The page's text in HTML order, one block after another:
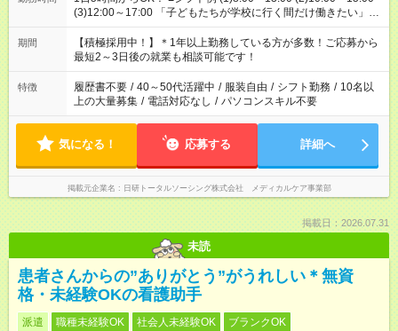
(3)12:00～17:00 「子どもたちが学校に行く間だけ働きたい」
「余裕を持って夕飯の準備がしたい」 「午前中は働いて、午後
はプライベートの時間にしたい」 など、ご希望を教えてくださ
いね。 ※Wワーク希望の方へ 今ご覧のお仕事で希望する勤務時
間と、もう1つのお仕事の勤務時間。 合計で週40時間を超える
場合は応募できません。
期間
【積極採用中！】＊1年以上勤務している方が多数！ご応募から
最短2～3日後の就業も相談可能です！
特徴 履歴書不要 / 40～50代活躍中 / 服装自由 / シフト勤務 / 10名以
上の大量募集 / 電話対応なし / パソコンスキル不要
気になる！ 応募する 詳細へ
掲載元企業名 日研トータルソーシング株式会社 メディカルケア事業部
掲載日：2026.07.31
未読
患者さんからの”ありがとう”がうれしい＊無資
格・未経験OKの看護助手
派遣 職種未経験OK 社会人未経験OK
ブランクOK